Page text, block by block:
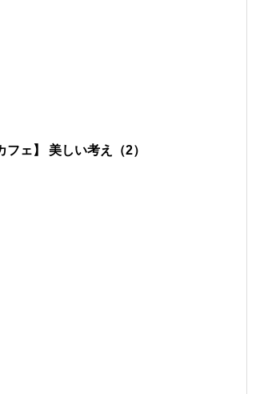
ェ】 美しい考え（2）